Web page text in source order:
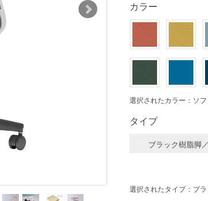
カラー
選択されたカラー：ソ
タイプ
ブラック樹脂脚
選択されたタイプ：ブ